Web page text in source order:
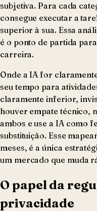
subjetiva. Para cada
consegue executar a
superior à sua. Essa
é o ponto de partida
carreira.
Onde a IA for
seu tempo para
claramente inferior,
houver empate técnico,
ambos e use a IA como
substituição. Esse
meses, é a única
um mercado que muda
O papel da
privacidade